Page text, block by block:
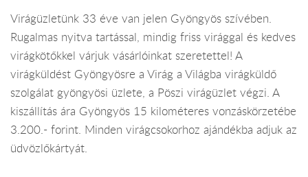
Virágüzletünk 33 éve van jelen Gyöngyös szívében.
Rugalmas nyitva tartással, mindig friss virággal és kedves
virágkötőkkel várjuk vásárlóinkat szeretettel! A
virágküldést Gyöngyösre a Virág a Világba virágküldő
szolgálat gyöngyösi üzlete, a Pöszi virágüzlet végzi. A
kiszállítás ára Gyöngyös 15 kilométeres vonzáskörzetébe
3.200.- forint. Minden virágcsokorhoz ajándékba adjuk az
üdvözlőkártyát.